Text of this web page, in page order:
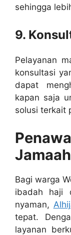
sehingga
9.
Pelayanan
konsultasi
dapat
kapan saja
solusi terkait
Bagi warga
ibadah haji
nyaman,
tepat.
layanan